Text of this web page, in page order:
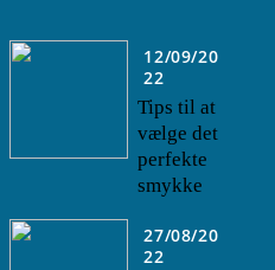
12/09/20
22
Tips til at
vælge det
perfekte
smykke
27/08/20
22